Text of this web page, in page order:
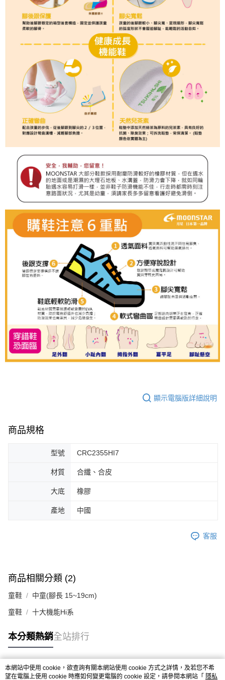
顯示電腦版詳細說明
商品規格
型號 CRC2355HI7
材質 合纖、合皮
大底 橡膠
產地 中國
客服
商品相關分類 (2)
童鞋 中童(腳長 15~19cm)
童鞋 十大機能Hi系
本分類熱銷全站排行
熱門標籤
本網站中使用 cookie，欲查詢有關本網站使用 cookie 方式之詳情，及若您不希
望在電腦上使用 cookie 時應如何變更電腦的 cookie 設定，請參閱本網站「 隱私